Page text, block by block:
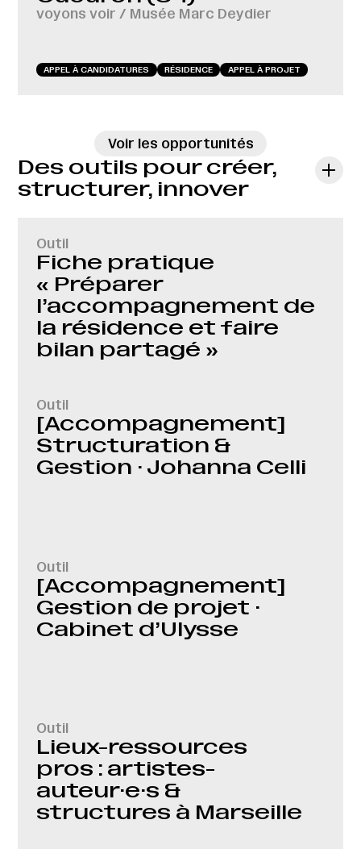
voyons voir / Musée Marc Deydier
APPEL À CANDIDATURES RÉSIDENCE APPEL À PROJET
Voir les opportunités
Des outils pour créer,
structurer, innover
Outil
Fiche pratique
« Préparer
l’accompagnement de
la résidence et faire
bilan partagé »
Outil
[Accompagnement]
Structuration &
Gestion · Johanna Celli
Outil
[Accompagnement]
Gestion de projet ·
Cabinet d’Ulysse
Outil
Lieux-ressources
pros : artistes-
auteur·e·s &
structures à Marseille